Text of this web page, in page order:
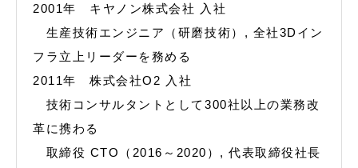
2001年 キヤノン株式会社 入社
生産技術エンジニア（研磨技術）, 全社3Dイン
フラ立上リーダーを務める
2011年 株式会社O2 入社
技術コンサルタントとして300社以上の業務改
革に携わる
取締役 CTO（2016～2020）, 代表取締役社長